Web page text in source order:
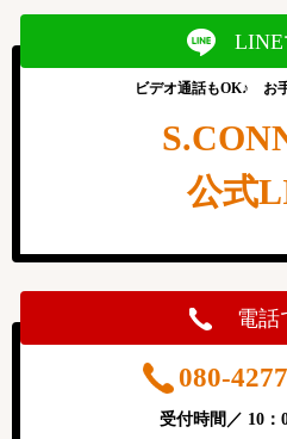
ビデオ通話もOK♪ お
公式
電話
080-
受付時間／ 10：